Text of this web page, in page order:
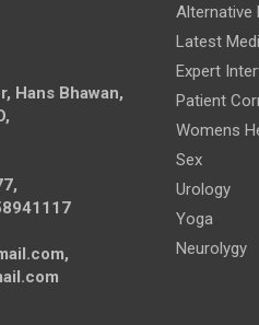
Hans Bhawan,
Alternative
Latest
Expert
Patient
Womens
Sex
Urology
Yoga
Neurolygy